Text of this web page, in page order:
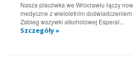
Nasza placówka we Wrocławiu łączy
medyczne z wieloletnim
Zabieg wszywki alkoholowej Esperal...
Szczegóły »